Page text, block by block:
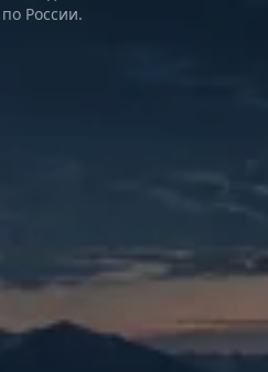
России.